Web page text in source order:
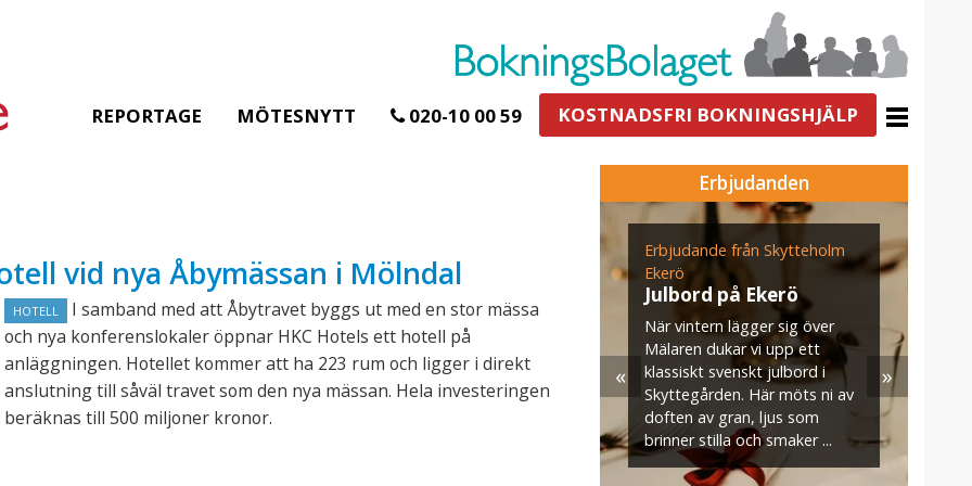
REPORTAGE MÖTESNYTT 020-10 00 59 KOSTNADSFRI BOKNINGSHJÄLP
vid nya Åbymässan i Mölndal
HOTELL
I samband med att Åbytravet byggs ut med en stor mässa
och nya konferenslokaler öppnar HKC Hotels ett hotell på
anläggningen. Hotellet kommer att ha 223 rum och ligger i direkt
anslutning till såväl travet som den nya mässan. Hela investeringen
beräknas till 500 miljoner kronor.
Erbjudanden
SPA & Konferens
Åhus Seaside Take
Over erbjudande
Ta över ett helt hotell. På
stranden i Åhus. För grupper
erbjuder vi en full abonnering
av Åhus Seaside SPA &
Hela Gråbogården för
skogen ingår
Samla teamet för två
konferensdagar med
övernattning i privat sjö- och
Erbjudande från Skytteholm
Ekerö
Julbord på Ekerö
När vintern lägger sig över
Mälaren dukar vi upp ett
klassiskt svenskt julbord i
Skyttegården. Här möts ni av
doften av gran, ljus som
brinner stilla och smaker ...
« »